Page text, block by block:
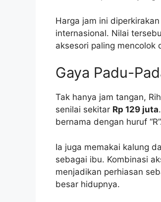
Harga jam ini
internasional. Nilai
aksesori paling mencolok
Gaya Padu-
Tak hanya jam tangan,
senilai sekitar Rp 129 juta
bernama dengan huruf
Ia juga memakai kalung
sebagai ibu. Kombinasi
menjadikan perhiasan
besar hidupnya.